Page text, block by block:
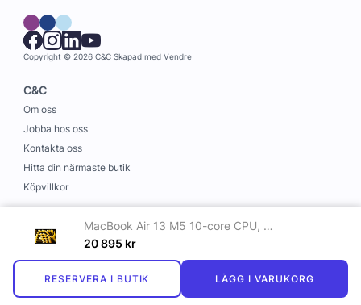
MacBook Air 13 M5 10-core CPU, 10-core GPU/16GB/1TB SSD - stjärnglans
20 895 kr
RESERVERA I BUTIK LÄGG I VARUKORG
Copyright © 2026 C&C Skapad med Vendre
C&C
Om oss
Jobba hos oss
Kontakta oss
Hitta din närmaste butik
Köpvillkor
Information
Leverans och betalning
Cookies
Personuppgiftspolicy